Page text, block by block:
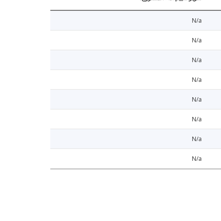
N/a
N/a
N/a
N/a
N/a
N/a
N/a
N/a